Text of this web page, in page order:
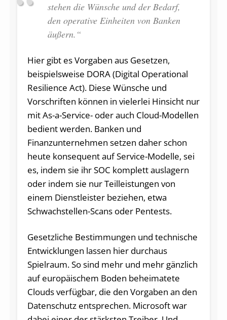
stehen die Wünsche und der Bedarf,
den operative Einheiten von Banken
äußern.“
Hier gibt es Vorgaben aus Gesetzen,
beispielsweise DORA (Digital Operational
Resilience Act). Diese Wünsche und
Vorschriften können in vielerlei Hinsicht nur
mit As-a-Service- oder auch Cloud-Modellen
bedient werden. Banken und
Finanzunternehmen setzen daher schon
heute konsequent auf Service-Modelle, sei
es, indem sie ihr SOC komplett auslagern
oder indem sie nur Teilleistungen von
einem Dienstleister beziehen, etwa
Schwachstellen-Scans oder Pentests.
Gesetzliche Bestimmungen und technische
Entwicklungen lassen hier durchaus
Spielraum. So sind mehr und mehr gänzlich
auf europäischem Boden beheimatete
Clouds verfügbar, die den Vorgaben an den
Datenschutz entsprechen. Microsoft war